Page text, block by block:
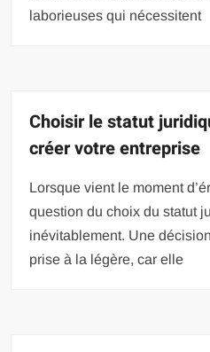
laborieuses qui nécessitent
Choisir le statut
créer votre entreprise
Lorsque vient le moment
question du choix du statut
inévitablement. Une
prise à la légère, car elle